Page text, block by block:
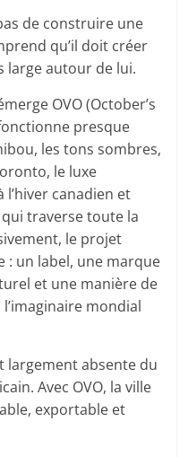
de construire une
qu’il doit créer
large autour de lui.
OVO (October’s
presque
les tons sombres,
le luxe
canadien et
traverse toute la
le projet
: un label, une marque
et une manière de
mondial
largement absente du
Avec OVO, la ville
exportable et